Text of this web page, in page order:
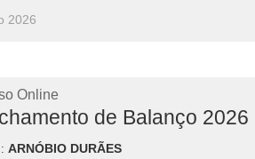
2026
Online
de Balanço 2026
ARNÓBIO DURÃES